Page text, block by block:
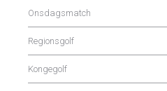
Onsdagsmatch
Regionsgolf
Kongegolf